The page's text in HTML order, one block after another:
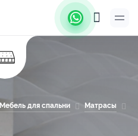
Мебель для спальни Матрасы